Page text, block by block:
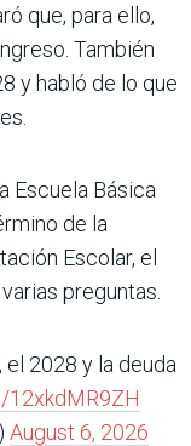
que, para ello,
También
y habló de lo que
Escuela Básica
de la
Escolar, el
preguntas.
2028 y la deuda
12xkdMR9ZH
August 6, 2026